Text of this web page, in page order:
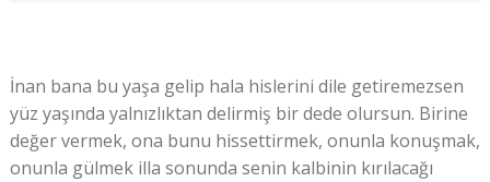
İnan bana bu yaşa gelip hala hislerini dile getiremezsen
yüz yaşında yalnızlıktan delirmiş bir dede olursun. Birine
değer vermek, ona bunu hissettirmek, onunla konuşmak,
onunla gülmek illa sonunda senin kalbinin kırılacağı